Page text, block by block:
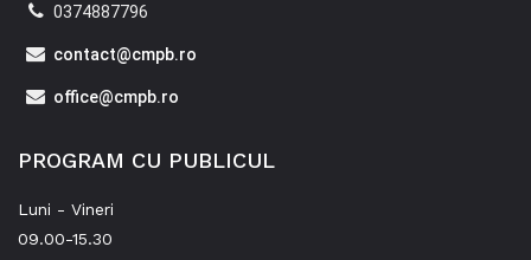
0374887796
contact@cmpb.ro
office@cmpb.ro
PROGRAM CU PUBLICUL
Luni - Vineri
09.00-15.30